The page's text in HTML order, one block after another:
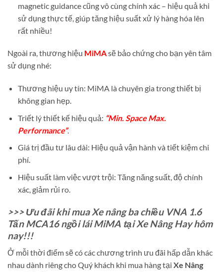
magnetic guidance cũng vô cùng chính xác – hiệu quả khi
sử dụng thực tế, giúp tăng hiệu suất xử lý hàng hóa lên
rất nhiều!
Ngoài ra, thương hiệu MiMAsẽ bảo chứng cho bạn yên tâm
sử dụng nhé:
Thương hiệu uy tín: MiMA là chuyên gia trong thiết bị
không gian hẹp.
Triết lý thiết kế hiệu quả: “Min. Space Max.
Performance”.
Giá trị đầu tư lâu dài: Hiệu quả vận hành và tiết kiệm chi
phí.
Hiệu suất làm việc vượt trội: Tăng năng suất, độ chính
xác, giảm rủi ro.
>>> Ưu đãi khi mua Xe nâng ba chiều VNA 1.6
Tấn MCA16 ngồi lái MiMA tại Xe Nâng Hay hôm
nay!!!
Ở mỗi thời điểm sẽ có các chương trình ưu đãi hấp dẫn khác
nhau dành riêng cho Quý khách khi mua hàng tại Xe Nâng